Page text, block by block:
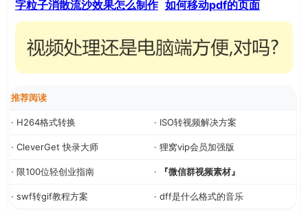
字粒子消散流沙效果怎么制作 如何移动pdf的页面
推荐阅读
· H264格式转换 · ISO转视频解决方案
· CleverGet 快录大师 · 狸窝vip会员加强版
· 限100位轻创业指南 · 『微信群视频素材』
· swf转gif教程方案 · dff是什么格式的音乐